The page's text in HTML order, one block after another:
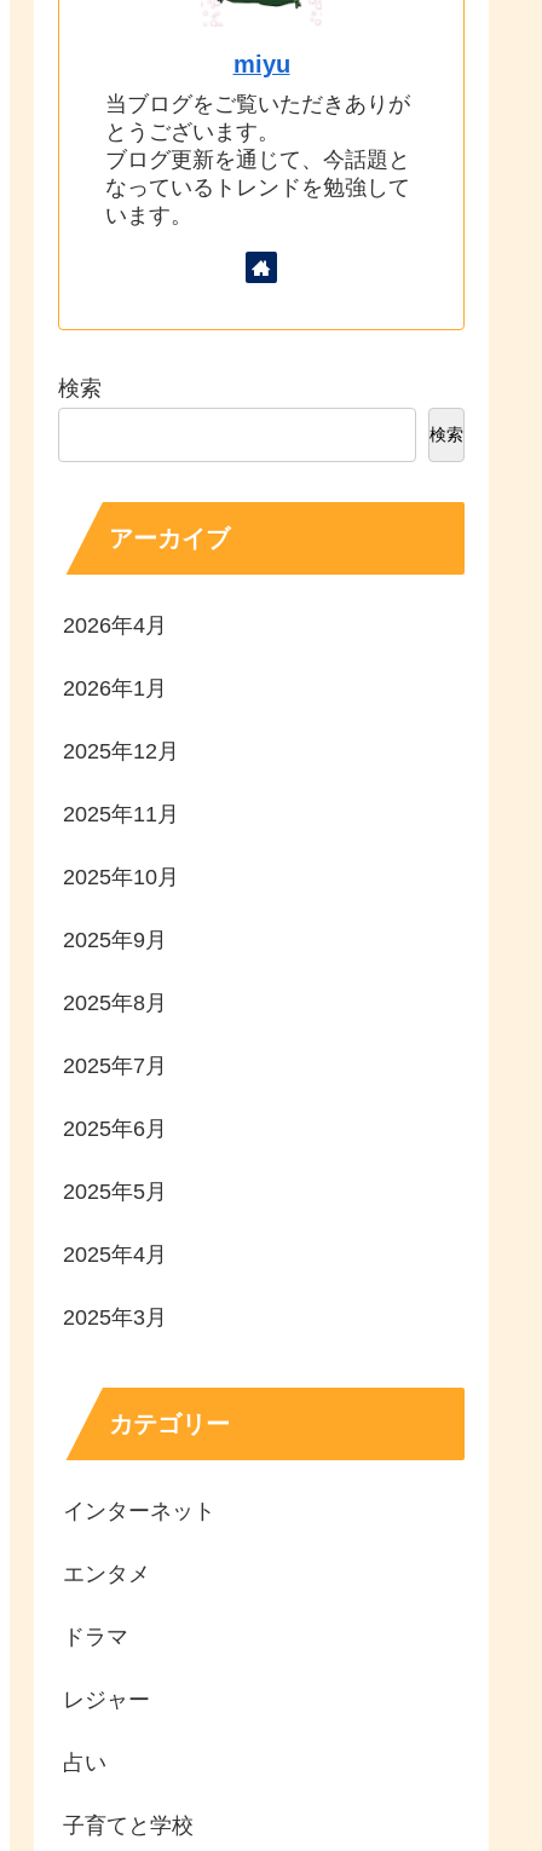
miyu
当ブログをご覧いただきありが
とうございます。
ブログ更新を通じて、今話題と
なっているトレンドを勉強して
います。
検索
検索
アーカイブ
2026年4月
2026年1月
2025年12月
2025年11月
2025年10月
2025年9月
2025年8月
2025年7月
2025年6月
2025年5月
2025年4月
2025年3月
カテゴリー
インターネット
エンタメ
ドラマ
レジャー
占い
子育てと学校